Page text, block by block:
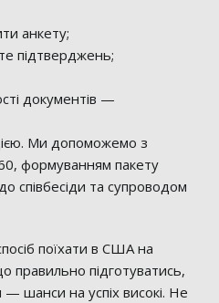
анкету;
підтверджень;
документів —
Ми допоможемо з
формуванням пакету
співбесіди та супроводом
поїхати в США на
правильно підготуватись,
шанси на успіх високі. Не